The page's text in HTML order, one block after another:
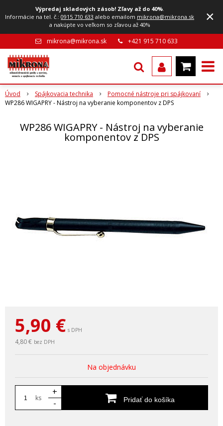
Výpredaj skladových zásob! Zľavy až do 40%.
Informácie na tel. č.:0915 710 633 alebo emailom mikrona@mikrona.sk
a nakúpte vo veľkom so zľavou až 40%
×
mikrona@mikrona.sk +421 915 710 633
Úvod Spájkovacia technika
Pomocné nástroje pri spájkovaní
WP286 WIGAPRY - Nástroj na vyberanie komponentov z DPS
WP286 WIGAPRY - Nástroj na vyberanie
komponentov z DPS
5,90 € s DPH
4,80 € bez DPH
Na objednávku
ks
+
-
Pridať do košíka